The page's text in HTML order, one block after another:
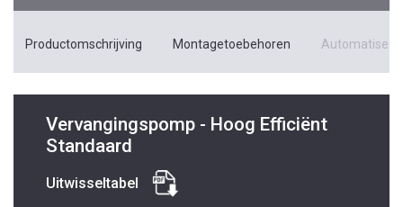
Productomschrijving Montagetoebehoren
Vervangingspomp - Hoog Efficiënt
Standaard
Uitwisseltabel